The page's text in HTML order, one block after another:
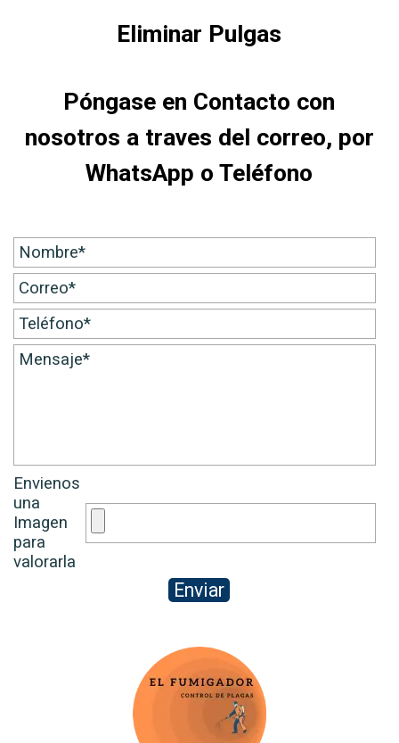
Eliminar Pulgas
Póngase en Contacto con
nosotros a traves del correo, por
WhatsApp o Teléfono
Envienos
una
Imagen
para
valorarla